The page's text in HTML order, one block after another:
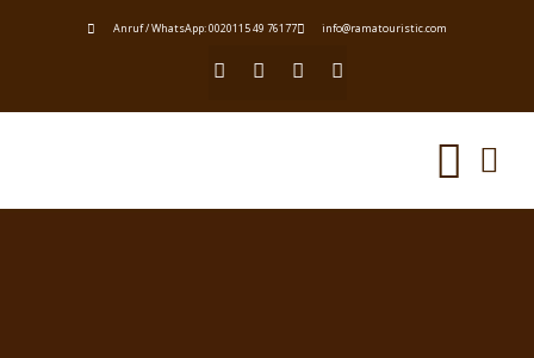
Anruf / WhatsApp: 0020115 49 76177 info@ramatouristic.com